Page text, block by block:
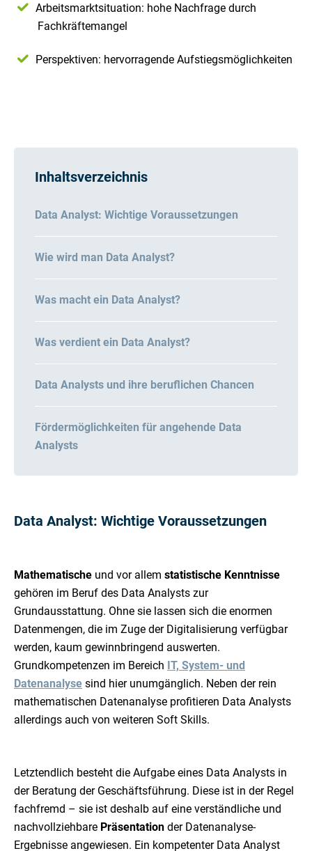
Arbeitsmarktsituation: hohe Nachfrage durch
Fachkräftemangel
Perspektiven: hervorragende Aufstiegsmöglichkeiten
Inhaltsverzeichnis
Data Analyst: Wichtige Voraussetzungen
Wie wird man Data Analyst?
Was macht ein Data Analyst?
Was verdient ein Data Analyst?
Data Analysts und ihre beruflichen Chancen
Fördermöglichkeiten für angehende Data
Analysts
Data Analyst: Wichtige Voraussetzungen
Mathematische und vor allem statistische Kenntnisse
gehören im Beruf des Data Analysts zur
Grundausstattung. Ohne sie lassen sich die enormen
Datenmengen, die im Zuge der Digitalisierung verfügbar
werden, kaum gewinnbringend auswerten.
Grundkompetenzen im Bereich IT, System- und
Datenanalyse sind hier unumgänglich. Neben der rein
mathematischen Datenanalyse profitieren Data Analysts
allerdings auch von weiteren Soft Skills.
Letztendlich besteht die Aufgabe eines Data Analysts in
der Beratung der Geschäftsführung. Diese ist in der Regel
fachfremd – sie ist deshalb auf eine verständliche und
nachvollziehbare Präsentation der Datenanalyse-
Ergebnisse angewiesen. Ein kompetenter Data Analyst